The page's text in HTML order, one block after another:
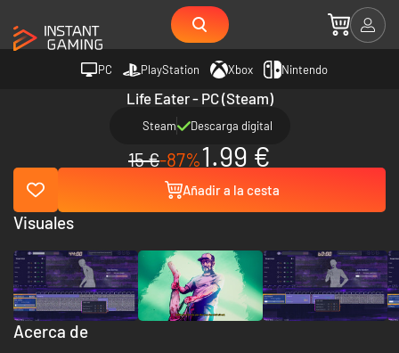
PC PlayStation Xbox Nintendo
Life Eater - PC (Steam)
Steam Descarga digital
15 €-87%1.99 €
Añadir a la cesta
Acerca de
Visuales